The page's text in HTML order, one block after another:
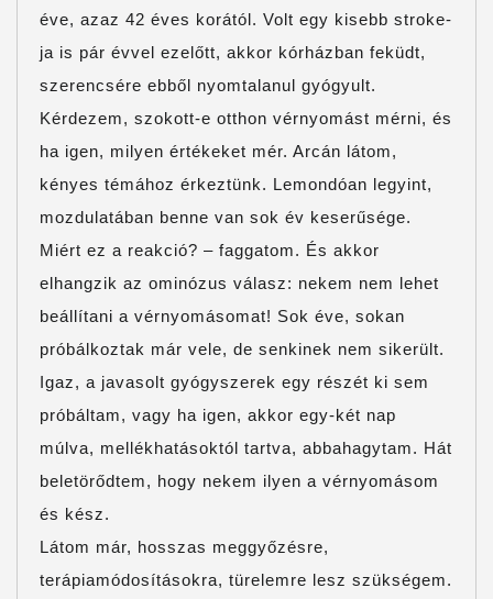
éve, azaz 42 éves korától. Volt egy kisebb stroke-
ja is pár évvel ezelőtt, akkor kórházban feküdt,
szerencsére ebből nyomtalanul gyógyult.
Kérdezem, szokott-e otthon vérnyomást mérni, és
ha igen, milyen értékeket mér. Arcán látom,
kényes témához érkeztünk. Lemondóan legyint,
mozdulatában benne van sok év keserűsége.
Miért ez a reakció? – faggatom. És akkor
elhangzik az ominózus válasz: nekem nem lehet
beállítani a vérnyomásomat! Sok éve, sokan
próbálkoztak már vele, de senkinek nem sikerült.
Igaz, a javasolt gyógyszerek egy részét ki sem
próbáltam, vagy ha igen, akkor egy-két nap
múlva, mellékhatásoktól tartva, abbahagytam. Hát
beletörődtem, hogy nekem ilyen a vérnyomásom
és kész.
Látom már, hosszas meggyőzésre,
terápiamódosításokra, türelemre lesz szükségem.